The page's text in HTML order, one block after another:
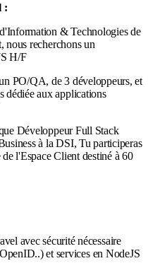
:
& Technologies de
nous recherchons un
H/F
PO/QA, de 3 développeurs, et
dédiée aux applications
Développeur Full Stack
à la DSI, Tu participeras
l'Espace Client destiné à 60
avec sécurité nécessaire
et services en NodeJS